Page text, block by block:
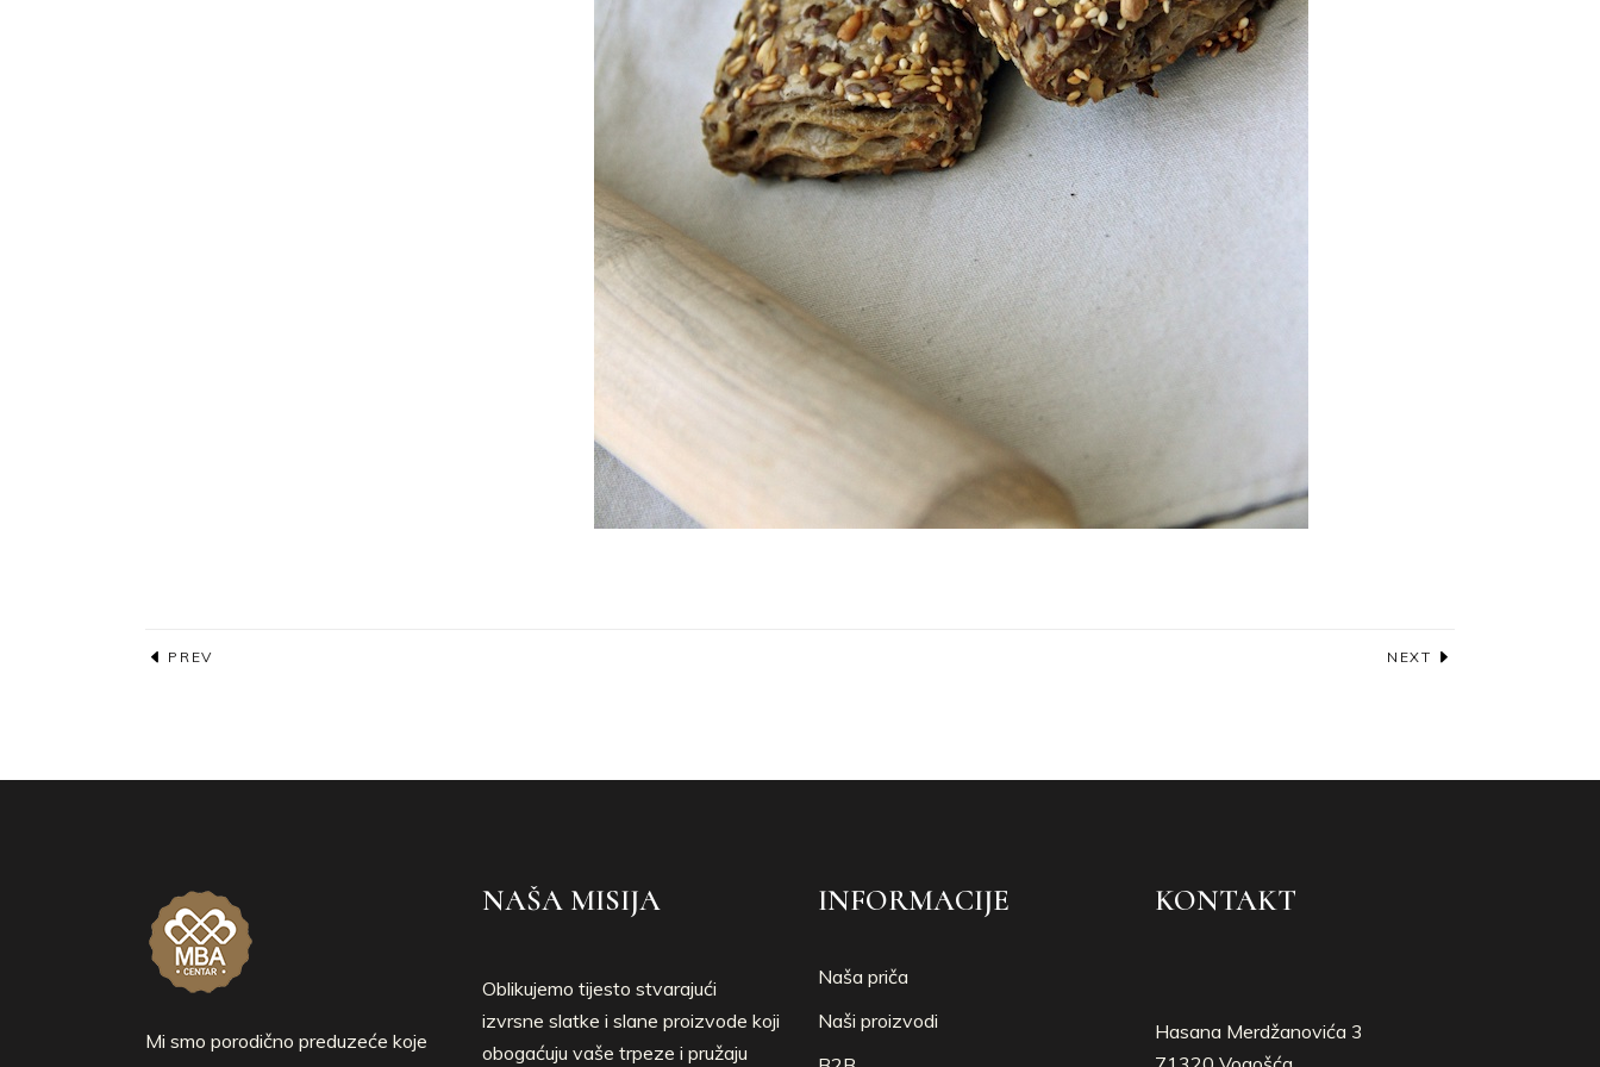
PREV NEXT
Mi smo porodično preduzeće koje
NAŠA MISIJA
Oblikujemo tijesto stvarajući
izvrsne slatke i slane proizvode koji
obogaćuju vaše trpeze i pružaju
INFORMACIJE
Naša priča
Naši proizvodi
KONTAKT
Hasana Merdžanovića 3